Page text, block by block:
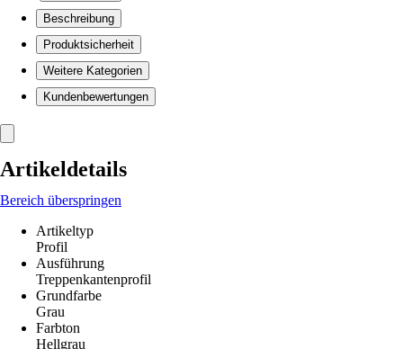
Beschreibung
Produktsicherheit
Weitere Kategorien
Kundenbewertungen
Artikeldetails
Bereich überspringen
Artikeltyp
Profil
Ausführung
Treppenkantenprofil
Grundfarbe
Grau
Farbton
Hellgrau